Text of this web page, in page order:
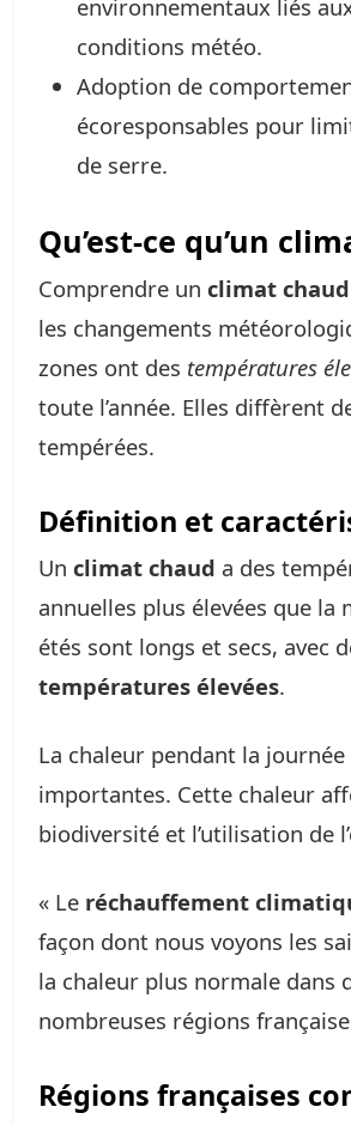
environnementaux liés
conditions météo.
Adoption de
écoresponsables pour
de serre.
Qu’est-ce qu’un
Comprendre un climat chaud
les changements
zones ont des températures
toute l’année. Elles diffèrent
tempérées.
Définition et
Un climat chaud a des
annuelles plus élevées que la
étés sont longs et secs, avec
températures élevées.
La chaleur pendant la
importantes. Cette chaleur
biodiversité et l’utilisation de
« Le réchauffement
façon dont nous voyons les
la chaleur plus normale dans
nombreuses régions
Régions françaises